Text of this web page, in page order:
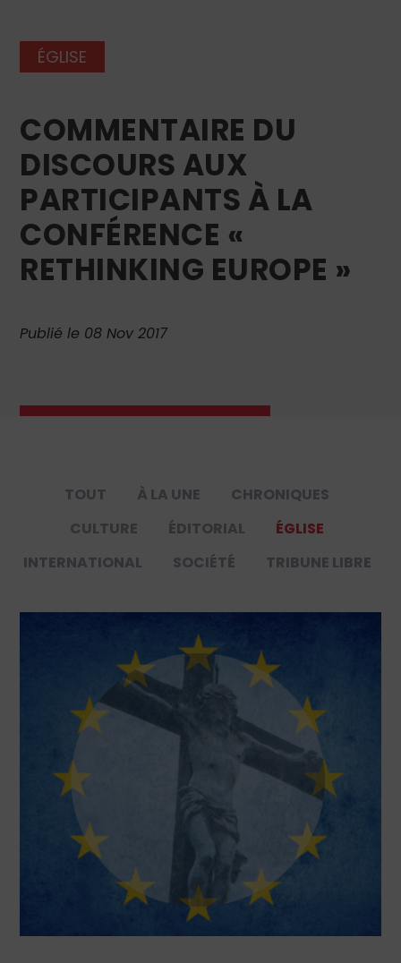
ÉGLISE
COMMENTAIRE DU
DISCOURS AUX
PARTICIPANTS À LA
CONFÉRENCE «
RETHINKING EUROPE »
Publié le 08 Nov 2017
TOUT À LA UNE
CHRONIQUES
CULTURE
ÉDITORIAL
ÉGLISE
INTERNATIONAL
SOCIÉTÉ TRIBUNE LIBRE